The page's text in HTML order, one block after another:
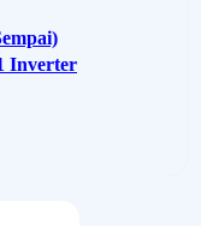
Inverter